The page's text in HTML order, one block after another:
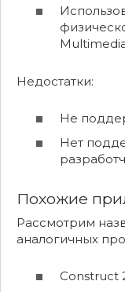
Недостатки:
Не
Нет
Похожие
Рассмотрим
аналогичных
Construct